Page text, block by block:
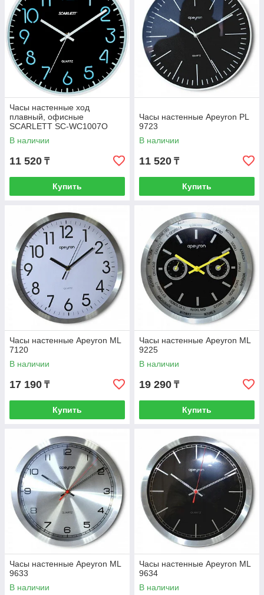
Часы настенные ход
плавный, офисные
SCARLETT SC-WC1007O
В наличии
11 520 ₸
Купить
Часы настенные Apeyron PL
9723
В наличии
11 520 ₸
Купить
Часы настенные Apeyron ML
7120
В наличии
17 190 ₸
Купить
Часы настенные Apeyron ML
9225
В наличии
19 290 ₸
Купить
Часы настенные Apeyron ML
9633
В наличии
Часы настенные Apeyron ML
9634
В наличии